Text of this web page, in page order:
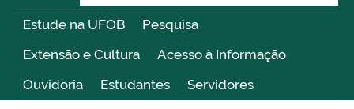
Estude na UFOB
Pesquisa
Extensão e Cultura
Acesso à Informação
Ouvidoria
Estudantes Servidores